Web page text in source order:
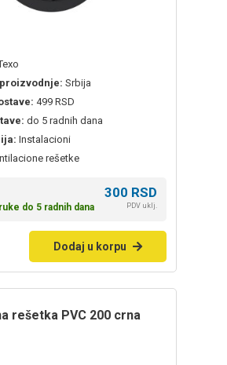
Srbija
499 RSD
do 5 radnih dana
Instalacioni
rešetke
do 5 radnih dana
300 RSD
PDV uklj.
Dodaj u korpu
rešetka PVC 200 crna